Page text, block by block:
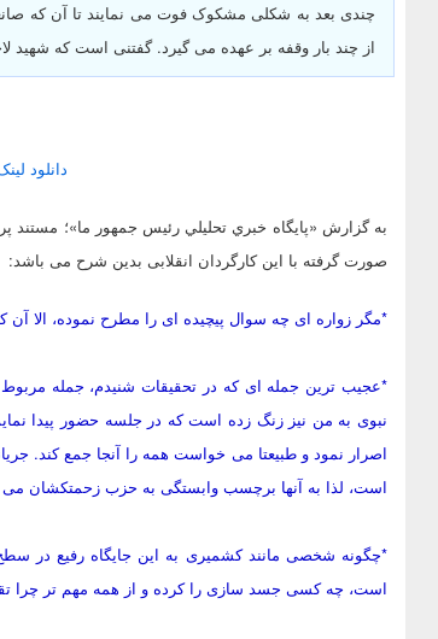
چندی بعد به شکلی مشکوک فوت می نمایند تا آن که
از چند بار وقفه بر عهده می گیرد. گفتنی است که شهید لاجوردی یکی
دانلود لینک
به گزارش «پايگاه خبري تحليلي رئيس جمهور ما»؛ مستند
صورت گرفته با این کارگردان انقلابی بدین شرح می باشد:
*مگر زواره ای چه سوال پیچیده ای را مطرح نموده، الا
*عجیب ترین جمله ای که در تحقیقات شنیدم، جمله
نبوی به من نیز زنگ زده است که در جلسه حضور پیدا
اصرار نمود و طبیعتا می خواست همه را آنجا جمع کند.
است، لذا به آنها برچسب وابستگی به حزب زحمتکشان می
*چگونه شخصی مانند کشمیری به این جایگاه رفیع در
است، چه کسی جسد سازی را کرده و از همه مهم تر